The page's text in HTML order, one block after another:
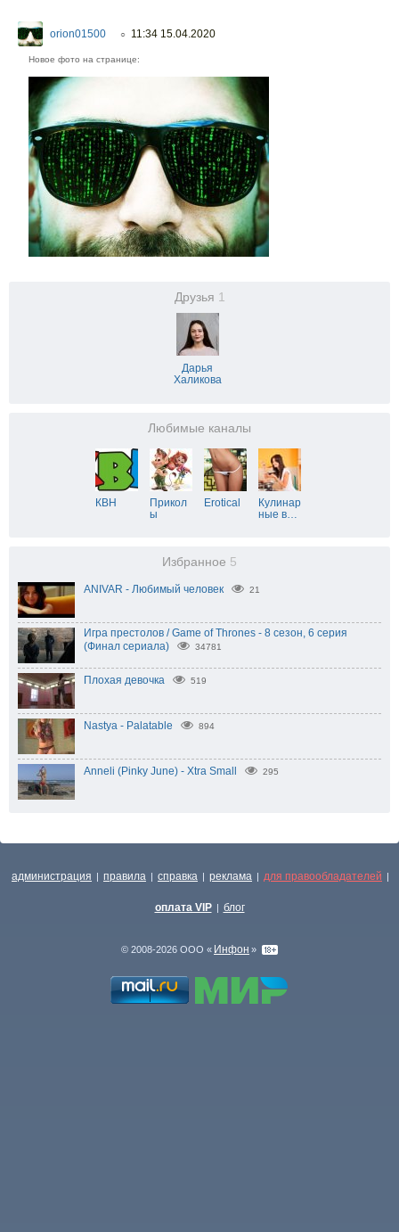
orion01500 ○ 11:34 15.04.2020
Новое фото на странице:
Друзья 1
Дарья
Халикова
Любимые каналы
КВН
Прикол
ы
Erotical
Кулинар
ные в…
Избранное 5
ANIVAR - Любимый человек 21
Игра престолов / Game of Thrones - 8 сезон, 6 серия
(Финал сериала)
34781
Плохая девочка 519
Nastya - Palatable 894
Anneli (Pinky June) - Xtra Small 295
администрация | правила | справка | реклама | для правообладателей |
оплата VIP | блог
© 2008-2026 ООО « Инфон »